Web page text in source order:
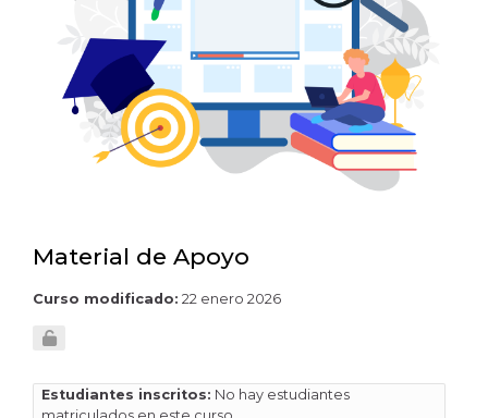
Material de Apoyo
Curso modificado: 22 enero 2026
Estudiantes inscritos: No hay estudiantes